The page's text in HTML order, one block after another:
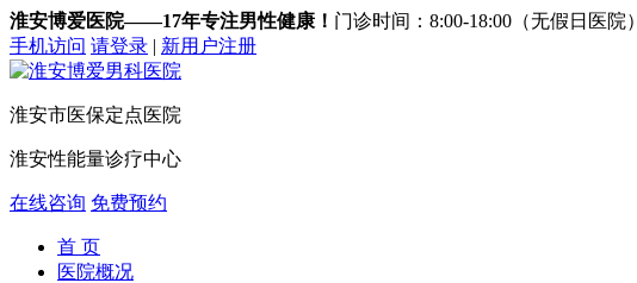
淮安博爱医院——17年专注男性健康！ 门诊时间：8:00-18:00（无假日医院）
手机访问 请登录 | 新用户注册
淮安市医保定点医院
淮安性能量诊疗中心
在线咨询 免费预约
首 页
医院概况